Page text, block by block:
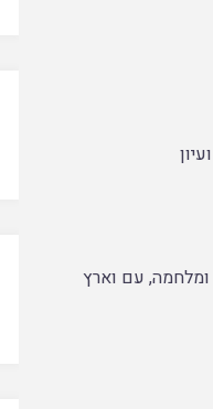
עם וארץ